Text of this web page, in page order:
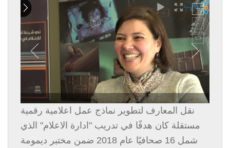
نقل المعارف لتطوير نماذج عمل اعلامية رقمية
مستقلة كان هدفًا في تدريب "ادارة الاعلام" الذي
شمل 16 صحافيًا عام 2018 ضمن مختبر ديمومة